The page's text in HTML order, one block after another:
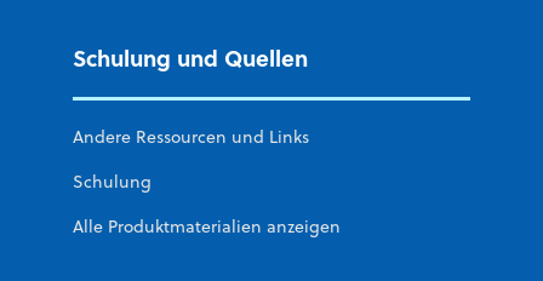
Schulung und Quellen
Andere Ressourcen und Links
Schulung
Alle Produktmaterialien anzeigen